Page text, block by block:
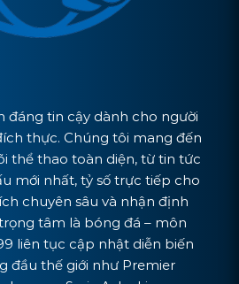
đáng tin cậy dành cho người
thực. Chúng tôi mang đến
thể thao toàn diện, từ tin tức
mới nhất, tỷ số trực tiếp cho
chuyên sâu và nhận định
tâm là bóng đá – môn
liên tục cập nhật diễn biến
đầu thế giới như Premier